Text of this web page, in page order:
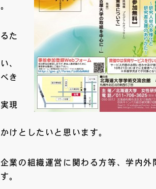
た
、
き
現
けとしたいと思います。
業の組織運営に関わる方等、学内外
。